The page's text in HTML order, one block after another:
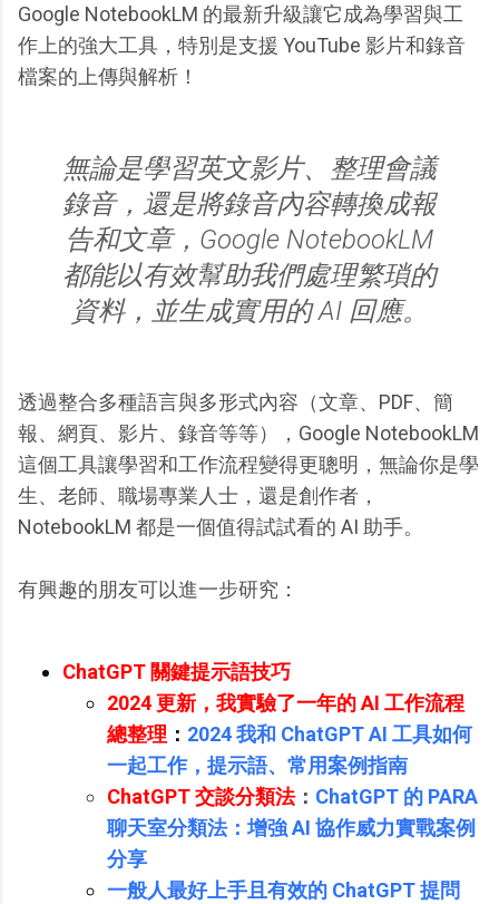
Google NotebookLM 的最新升級讓它成為學習與工
作上的強大工具，特別是支援 YouTube 影片和錄音
檔案的上傳與解析！
無論是學習英文影片、整理會議
錄音，還是將錄音內容轉換成報
告和文章，Google NotebookLM
都能以有效幫助我們處理繁瑣的
資料，並生成實用的 AI 回應。
透過整合多種語言與多形式內容（文章、PDF、簡
報、網頁、影片、錄音等等），Google NotebookLM
這個工具讓學習和工作流程變得更聰明，無論你是學
生、老師、職場專業人士，還是創作者，
NotebookLM 都是一個值得試試看的 AI 助手。
有興趣的朋友可以進一步研究：
ChatGPT 關鍵提示語技巧
2024 更新，我實驗了一年的 AI 工作流程
總整理 ： 2024 我和 ChatGPT AI 工具如何
一起工作，提示語、常用案例指南
ChatGPT 交談分類法： ChatGPT 的 PARA
聊天室分類法：增強 AI 協作威力實戰案例
分享
一般人最好上手且有效的 ChatGPT 提問